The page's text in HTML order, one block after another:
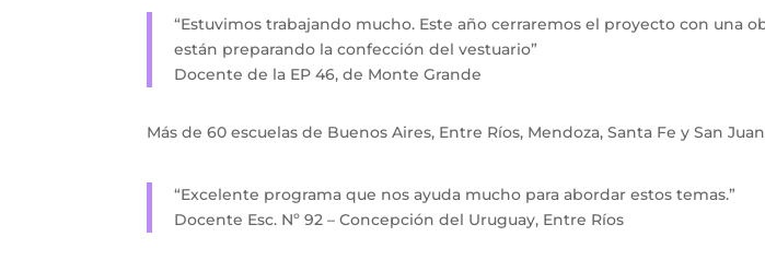
“Estuvimos trabajando mucho. Este año cerraremos el proyecto con una
están preparando la confección del vestuario”
Docente de la EP 46, de Monte Grande
Más de 60 escuelas de Buenos Aires, Entre Ríos, Mendoza, Santa Fe y San
“Excelente programa que nos ayuda mucho para abordar estos temas.”
Docente Esc. Nº 92 – Concepción del Uruguay, Entre Ríos